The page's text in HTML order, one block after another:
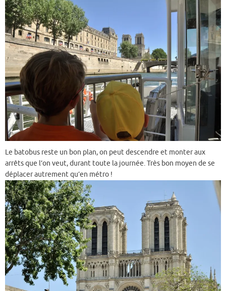
Le batobus reste un bon plan, on peut descendre et monter aux
arrêts que l’on veut, durant toute la journée. Très bon moyen de se
déplacer autrement qu’en métro !